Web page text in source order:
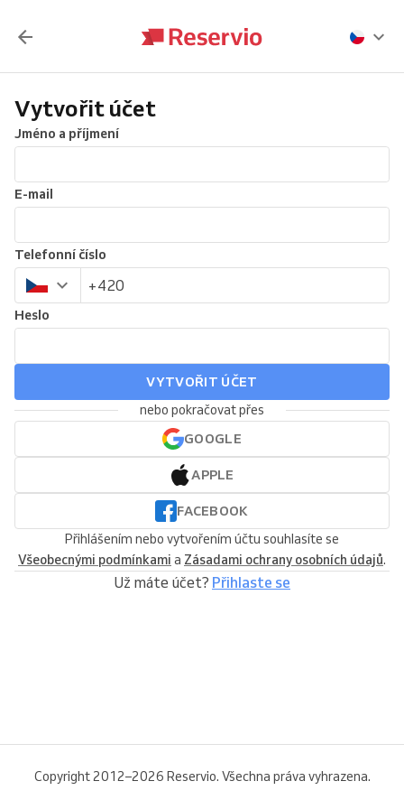
Vytvořit účet
Jméno a příjmení
E-mail
Telefonní číslo
Heslo
VYTVOŘIT ÚČET
nebo pokračovat přes
GOOGLE
APPLE
FACEBOOK
Přihlášením nebo vytvořením účtu souhlasíte se
Všeobecnými podmínkami a Zásadami ochrany osobních údajů.
Už máte účet? Přihlaste se
Copyright 2012–2026 Reservio. Všechna práva vyhrazena.